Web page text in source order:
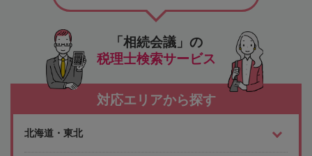
「相続会議」の
税理士検索サービス
対応エリアから探す
北海道・東北